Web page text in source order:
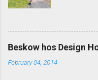
Beautiful
round the
hotel looks
magazine.
Beskow hos Design
February 04, 2014